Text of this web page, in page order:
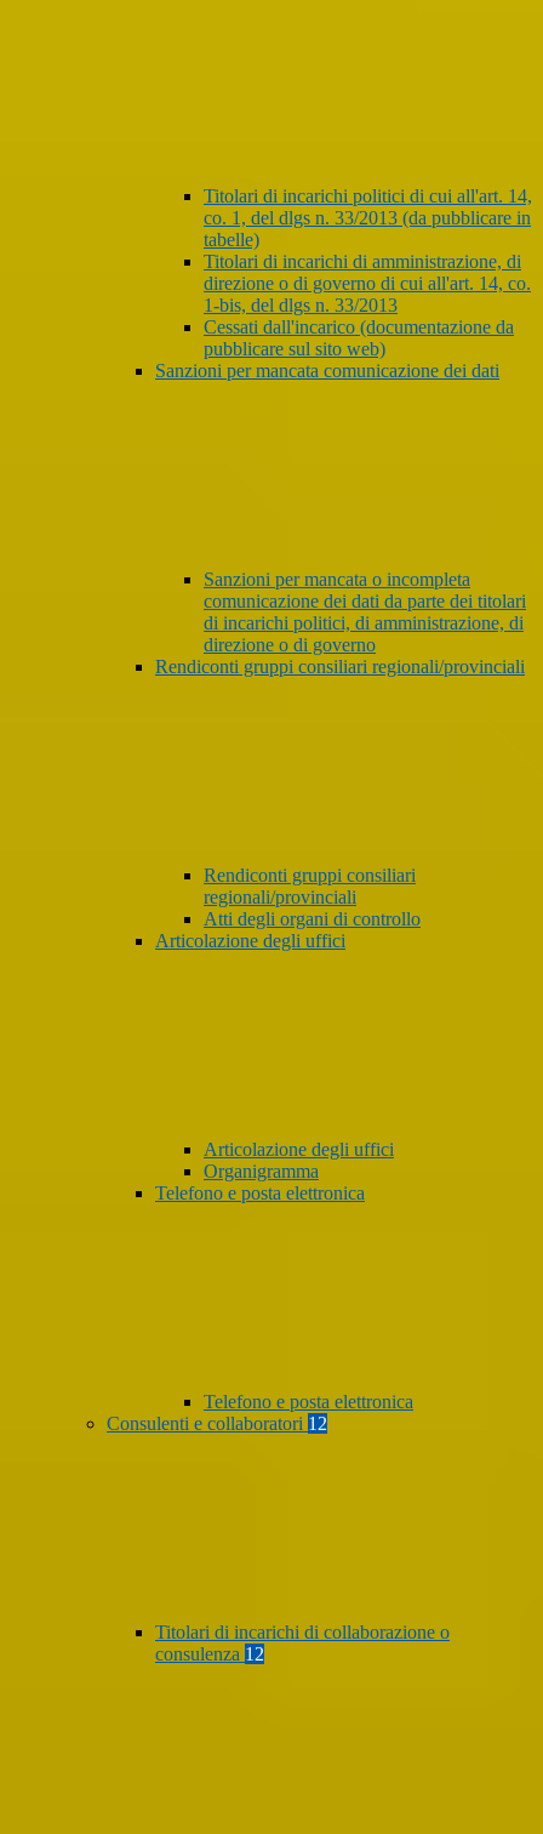
Titolari di incarichi politici di cui all'art. 14,
co. 1, del dlgs n. 33/2013 (da pubblicare in
tabelle)
Titolari di incarichi di amministrazione, di
direzione o di governo di cui all'art. 14, co.
1-bis, del dlgs n. 33/2013
Cessati dall'incarico (documentazione da
pubblicare sul sito web)
Sanzioni per mancata comunicazione dei dati
Sanzioni per mancata o incompleta
comunicazione dei dati da parte dei titolari
di incarichi politici, di amministrazione, di
direzione o di governo
Rendiconti gruppi consiliari regionali/provinciali
Rendiconti gruppi consiliari
regionali/provinciali
Atti degli organi di controllo
Articolazione degli uffici
Articolazione degli uffici
Organigramma
Telefono e posta elettronica
Telefono e posta elettronica
Consulenti e collaboratori 12
Titolari di incarichi di collaborazione o
consulenza 12